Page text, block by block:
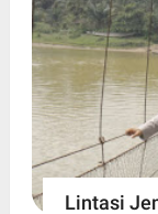
Lintasi